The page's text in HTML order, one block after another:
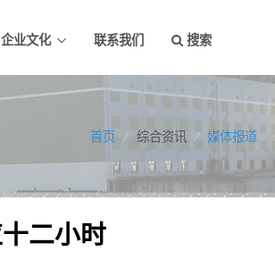
企业文化 联系我们 搜索
首页 / 综合资讯 / 媒体报道
二小时